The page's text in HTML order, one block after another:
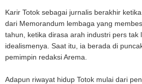
Karir Totok sebagai jurnalis berakhir
dari Memorandum lembaga yang
tahun, ketika dirasa arah industri pers tak
idealismenya. Saat itu, ia berada di
pemimpin redaksi Arema.
Adapun riwayat hidup Totok mulai dari